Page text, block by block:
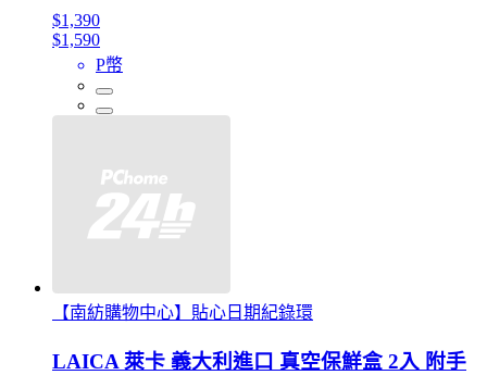
$1,390
$1,590
P幣
【南紡購物中心】貼心日期紀錄環
LAICA 萊卡 義大利進口 真空保鮮盒 2入 附手